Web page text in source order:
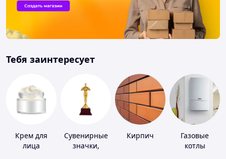
Тебя заинтересует
Крем для
лица
Сувенирные
значки,
Кирпич
Газовые
котлы